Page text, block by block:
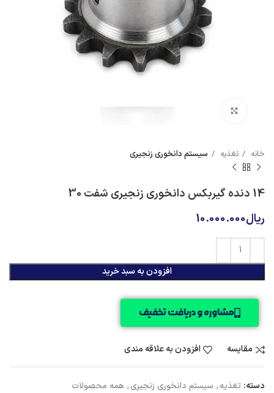
خانه تغذیه سیستم دانخوری زنجیری
14 دنده گیربکس دانخوری زنجیری شفت 30
ریال10.000.000
افزودن به سبد خرید
مشاوره و دریافت تخفیف
مقایسه افزودن به علاقه مندی
دسته: تغذیه, سیستم دانخوری زنجیری, همه محصولات